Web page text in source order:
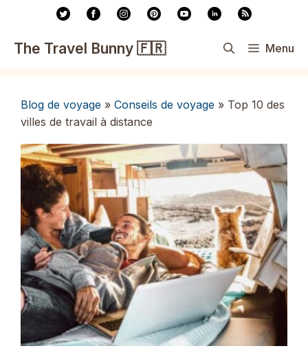
contenu
The Travel Bunny 🇫🇷 Menu
Blog de voyage » Conseils de voyage » Top 10 des
villes de travail à distance